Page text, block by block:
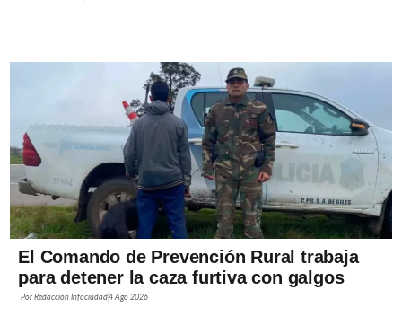
El Comando de Prevención Rural trabaja
para detener la caza furtiva con galgos
PorRedacción Infociudad4 Ago 2026